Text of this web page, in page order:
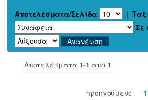
Αποτελέσματα/Σελίδα |
Σε
Αποτελέσματα 1-1 από 1
προηγούμενο 1